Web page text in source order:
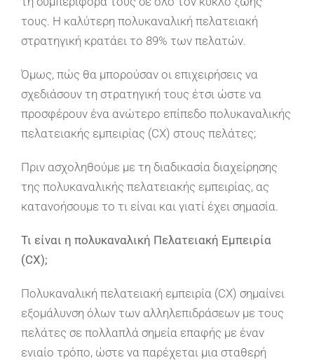
τους. Η καλύτερη πολυκαναλική πελατειακή
στρατηγική κρατάει το 89% των πελατών.
Όμως, πώς θα μπορούσαν οι επιχειρήσεις να
σχεδιάσουν τη στρατηγική τους έτσι ώστε να
προσφέρουν ένα ανώτερο επίπεδο πολυκαναλικής
πελατειακής εμπειρίας (CX) στους πελάτες;
Πριν ασχοληθούμε με τη διαδικασία διαχείρησης
της πολυκαναλικής πελατειακής εμπειρίας, ας
κατανοήσουμε το τι είναι και γιατί έχει σημασία.
Τι είναι η πολυκαναλική Πελατειακή Εμπειρία
(CX);
Πολυκαναλική πελατειακή εμπειρία (CX) σημαίνει
εξομάλυνση όλων των αλληλεπιδράσεων με τους
πελάτες σε πολλαπλά σημεία επαφής με έναν
ενιαίο τρόπο, ώστε να παρέχεται μια σταθερή